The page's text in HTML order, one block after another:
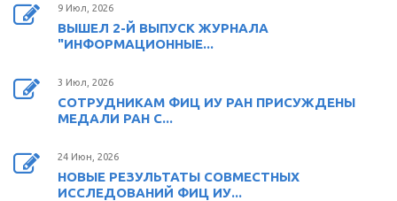
9 Июл, 2026
ВЫШЕЛ 2-Й ВЫПУСК ЖУРНАЛА
"ИНФОРМАЦИОННЫЕ...
3 Июл, 2026
СОТРУДНИКАМ ФИЦ ИУ РАН ПРИСУЖДЕНЫ
МЕДАЛИ РАН С...
24 Июн, 2026
НОВЫЕ РЕЗУЛЬТАТЫ СОВМЕСТНЫХ
ИССЛЕДОВАНИЙ ФИЦ ИУ...